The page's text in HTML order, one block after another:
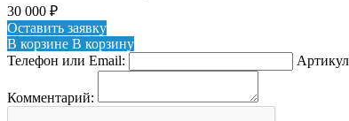
30 000 ₽
Оставить заявку
В корзине В корзину
Телефон или Email:
Комментарий: